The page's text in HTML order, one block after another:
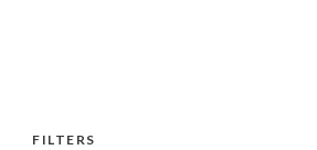
FILTERS